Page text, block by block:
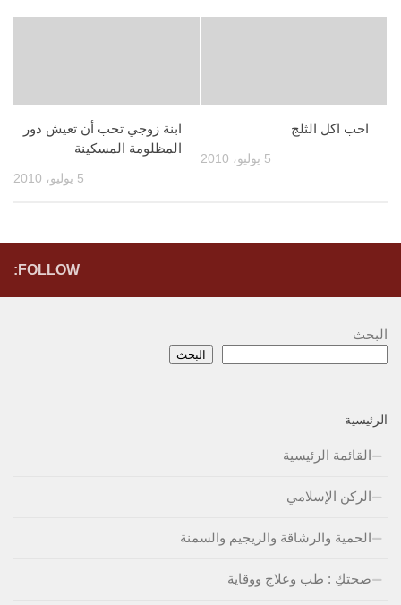
ابنة زوجي تحب أن تعيش دور
المظلومة المسكينة
5 يوليو، 2010
احب اكل الثلج
5 يوليو، 2010
FOLLOW:
البحث
البحث
الرئيسية
القائمة الرئيسية
الركن الإسلامي
الحمية والرشاقة والريجيم والسمنة
صحتكِ : طب وعلاج ووقاية